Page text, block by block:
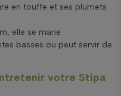
en touffe et ses plumets
elle se marie
basses ou peut servir de
votre Stipa